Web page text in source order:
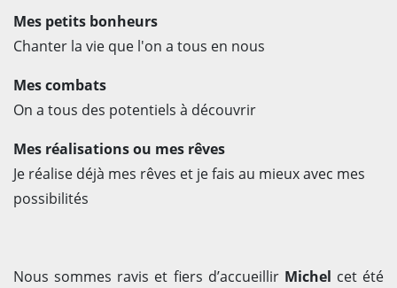
Mes petits bonheurs
Chanter la vie que l'on a tous en nous
Mes combats
On a tous des potentiels à découvrir
Mes réalisations ou mes rêves
Je réalise déjà mes rêves et je fais au mieux avec mes
possibilités
Nous sommes ravis et fiers d’accueillir Michel cet été